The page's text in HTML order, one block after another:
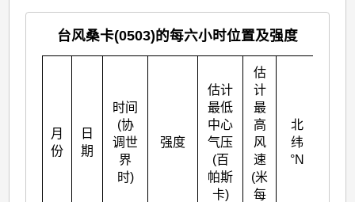
台风桑卡(0503)的每六小时位置及强度
月
份
日
期
时间
(协
调世
界
时)
强度
估计
最低
中心
气压
(百
帕斯
卡)
估
计
最
高
风
速
(米
每
北
纬
°N